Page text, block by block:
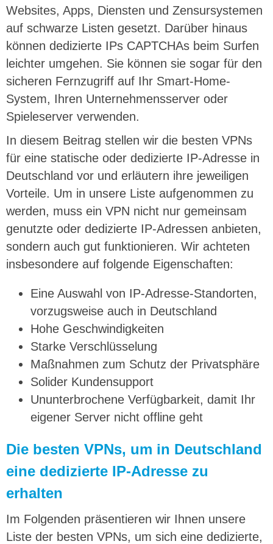
Websites, Apps, Diensten und Zensursystemen
auf schwarze Listen gesetzt. Darüber hinaus
können dedizierte IPs CAPTCHAs beim Surfen
leichter umgehen. Sie können sie sogar für den
sicheren Fernzugriff auf Ihr Smart-Home-
System, Ihren Unternehmensserver oder
Spieleserver verwenden.
In diesem Beitrag stellen wir die besten VPNs
für eine statische oder dedizierte IP-Adresse in
Deutschland vor und erläutern ihre jeweiligen
Vorteile. Um in unsere Liste aufgenommen zu
werden, muss ein VPN nicht nur gemeinsam
genutzte oder dedizierte IP-Adressen anbieten,
sondern auch gut funktionieren. Wir achteten
insbesondere auf folgende Eigenschaften:
Eine Auswahl von IP-Adresse-Standorten,
vorzugsweise auch in Deutschland
Hohe Geschwindigkeiten
Starke Verschlüsselung
Maßnahmen zum Schutz der Privatsphäre
Solider Kundensupport
Ununterbrochene Verfügbarkeit, damit Ihr
eigener Server nicht offline geht
Die besten VPNs, um in Deutschland
eine dedizierte IP-Adresse zu
erhalten
Im Folgenden präsentieren wir Ihnen unsere
Liste der besten VPNs, um sich eine dedizierte,